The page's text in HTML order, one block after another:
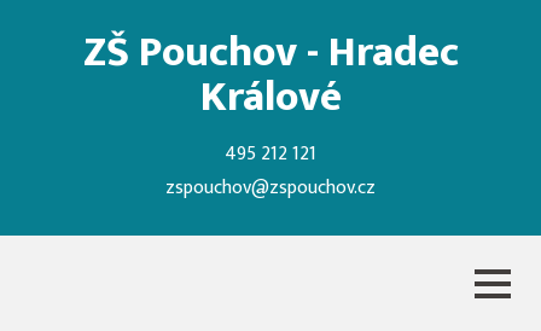
ZŠ Pouchov - Hradec
Králové
495 212 121
zspouchov@zspouchov.cz